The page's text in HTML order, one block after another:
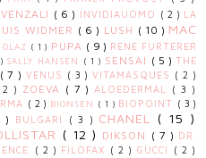
( 6 ) INVIDIAUOMO ( 2 ) LA
WIDMER ( 6 ) LUSH ( 10 ) MAC
( 1 ) PUPA ( 9 ) RENE FURTERER
SALLY HANSEN ( 1 ) SENSAI ( 5 )THE
( 7 ) VENUS ( 3 ) VITAMASQUES ( 2 )
2 ) ZOEVA ( 7 ) ALOEDERMAL ( 3 )
( 2 ) BIONSEN ( 1 ) BIOPOINT ( 3 )
) BULGARI ( 3 ) CHANEL ( 15 )
( 12 ) DIKSON ( 7 ) DR.
( 2 ) FILOFAX ( 2 ) GUCCI ( 2 )